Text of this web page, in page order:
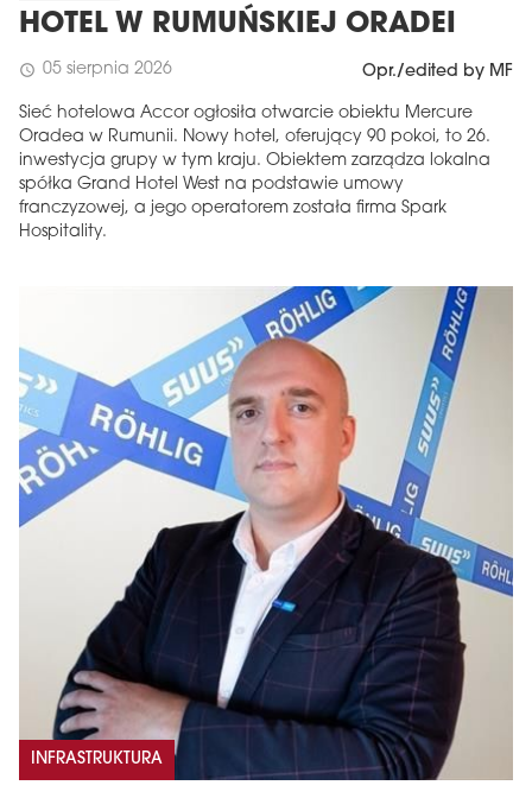
HOTEL W RUMUŃSKIEJ ORADEI
schedule 05 sierpnia 2026 Opr./edited by MF
Sieć hotelowa Accor ogłosiła otwarcie obiektu Mercure
Oradea w Rumunii. Nowy hotel, oferujący 90 pokoi, to 26.
inwestycja grupy w tym kraju. Obiektem zarządza lokalna
spółka Grand Hotel West na podstawie umowy
franczyzowej, a jego operatorem została firma Spark
Hospitality.
INFRASTRUKTURA